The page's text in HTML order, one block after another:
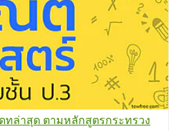
ทล่าสุด ตามหลักสูตรกระทรวง